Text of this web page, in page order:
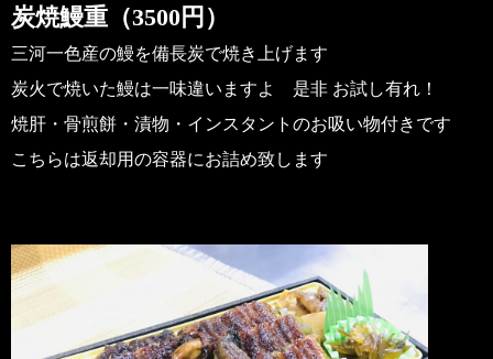
炭焼鰻重（3500円）
三河一色産の鰻を備長炭で焼き上げます
炭火で焼いた鰻は一味違いますよ 是非 お試し有れ！
焼肝・骨煎餅・漬物・インスタントのお吸い物付きです
こちらは返却用の容器にお詰め致します